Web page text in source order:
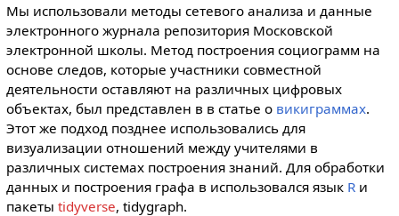
Мы использовали методы сетевого анализа и данные
электронного журнала репозитория Московской
электронной школы. Метод построения социограмм на
основе следов, которые участники совместной
деятельности оставляют на различных цифровых
объектах, был представлен в в статье о викиграммах.
Этот же подход позднее использовались для
визуализации отношений между учителями в
различных системах построения знаний. Для обработки
данных и построения графа в использовался язык Rи
пакеты tidyverse, tidygraph.